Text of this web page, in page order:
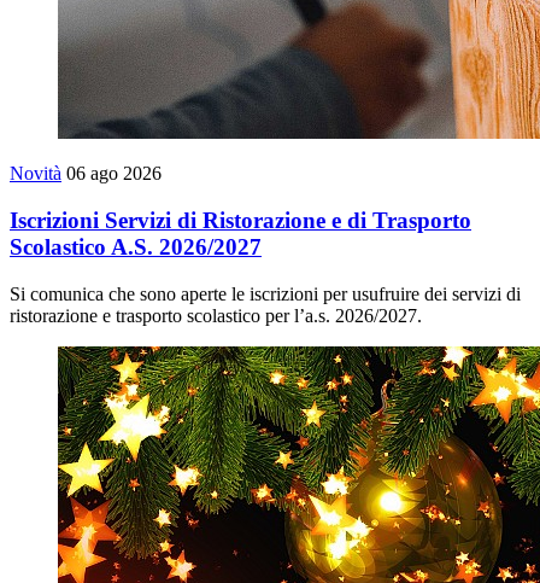
Novità 06 ago 2026
Iscrizioni Servizi di Ristorazione e di Trasporto
Scolastico A.S. 2026/2027
Si comunica che sono aperte le iscrizioni per usufruire dei servizi di
ristorazione e trasporto scolastico per l’a.s. 2026/2027.